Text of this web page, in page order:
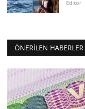
Editör
ÖNERILEN HABERLER